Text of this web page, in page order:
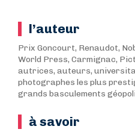
l’auteur
Prix Goncourt, Renaudot,
World Press, Carmignac,
autrices, auteurs,
photographes les plus
grands basculements
à savoir